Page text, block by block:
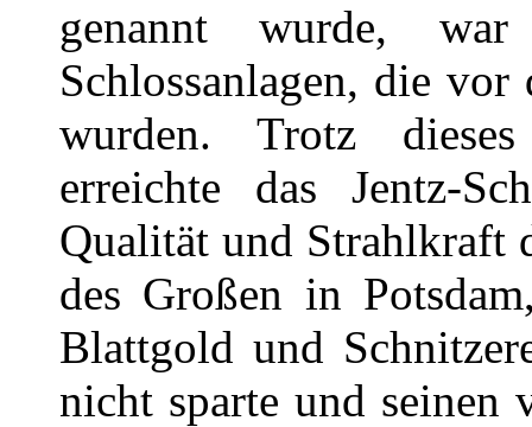
genannt wurde,
Schlossanlagen, die
wurden. Trotz dieses
erreichte das Jentz-
Qualität und Strahlkraft
des Großen in
Blattgold und
nicht sparte und seinen